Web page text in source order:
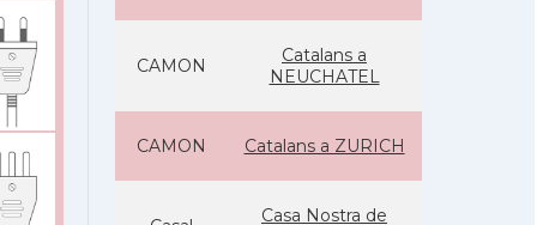
CAMON
Catalans a
NEUCHATEL
CAMON Catalans a ZURICH
Casa Nostra de